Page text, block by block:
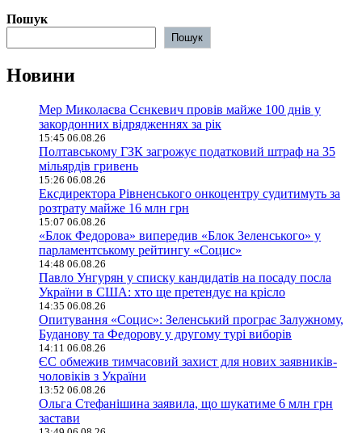
Пошук
Пошук
Новини
Мер Миколаєва Сєнкевич провів майже 100 днів у
закордонних відрядженнях за рік
15:45 06.08.26
Полтавському ГЗК загрожує податковий штраф на 35
мільярдів гривень
15:26 06.08.26
Ексдиректора Рівненського онкоцентру судитимуть за
розтрату майже 16 млн грн
15:07 06.08.26
«Блок Федорова» випередив «Блок Зеленського» у
парламентському рейтингу «Социс»
14:48 06.08.26
Павло Унгурян у списку кандидатів на посаду посла
України в США: хто ще претендує на крісло
14:35 06.08.26
Опитування «Социс»: Зеленський програє Залужному,
Буданову та Федорову у другому турі виборів
14:11 06.08.26
ЄС обмежив тимчасовий захист для нових заявників-
чоловіків з України
13:52 06.08.26
Ольга Стефанішина заявила, що шукатиме 6 млн грн
застави